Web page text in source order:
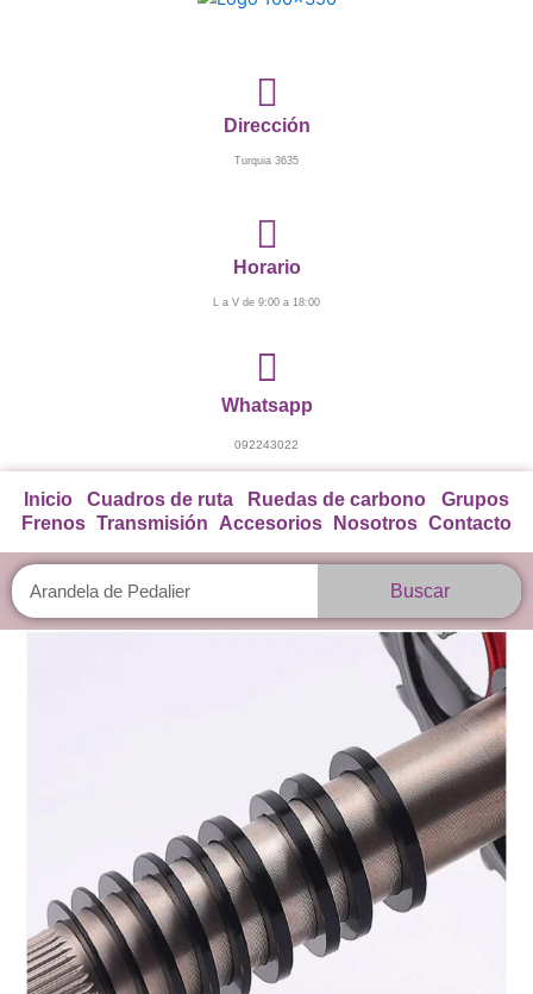
Dirección
Turquia 3635
Horario
L a V de 9:00 a 18:00
Whatsapp
092243022
Inicio Cuadros de ruta Ruedas de carbono
Grupos
Frenos Transmisión Accesorios Nosotros Contacto
Buscar
Buscar